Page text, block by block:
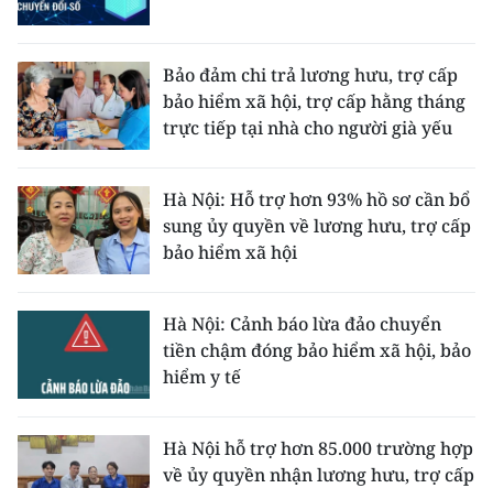
Bảo đảm chi trả lương hưu, trợ cấp
bảo hiểm xã hội, trợ cấp hằng tháng
trực tiếp tại nhà cho người già yếu
Hà Nội: Hỗ trợ hơn 93% hồ sơ cần bổ
sung ủy quyền về lương hưu, trợ cấp
bảo hiểm xã hội
Hà Nội: Cảnh báo lừa đảo chuyển
tiền chậm đóng bảo hiểm xã hội, bảo
hiểm y tế
Hà Nội hỗ trợ hơn 85.000 trường hợp
về ủy quyền nhận lương hưu, trợ cấp